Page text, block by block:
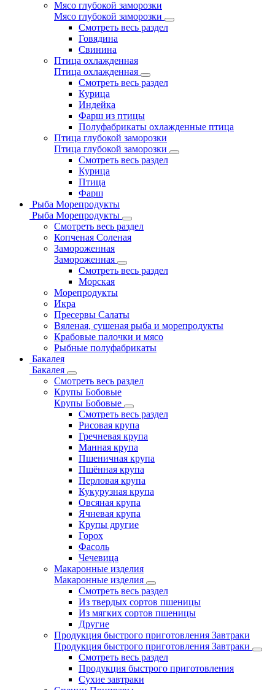
Мясо глубокой заморозки
Мясо глубокой заморозки
Смотреть весь раздел
Говядина
Свинина
Птица охлажденная
Птица охлажденная
Смотреть весь раздел
Курица
Индейка
Фарш из птицы
Полуфабрикаты охлажденные птица
Птица глубокой заморозки
Птица глубокой заморозки
Смотреть весь раздел
Курица
Птица
Фарш
Рыба Морепродукты
Рыба Морепродукты
Смотреть весь раздел
Копченая Соленая
Замороженная
Замороженная
Смотреть весь раздел
Морская
Морепродукты
Икра
Пресервы Салаты
Вяленая, сушеная рыба и морепродукты
Крабовые палочки и мясо
Рыбные полуфабрикаты
Бакалея
Бакалея
Смотреть весь раздел
Крупы Бобовые
Крупы Бобовые
Смотреть весь раздел
Рисовая крупа
Гречневая крупа
Манная крупа
Пшеничная крупа
Пшённая крупа
Перловая крупа
Кукурузная крупа
Овсяная крупа
Ячневая крупа
Крупы другие
Горох
Фасоль
Чечевица
Макаронные изделия
Макаронные изделия
Смотреть весь раздел
Из твердых сортов пшеницы
Из мягких сортов пшеницы
Другие
Продукция быстрого приготовления Завтраки
Продукция быстрого приготовления Завтраки
Смотреть весь раздел
Продукция быстрого приготовления
Сухие завтраки